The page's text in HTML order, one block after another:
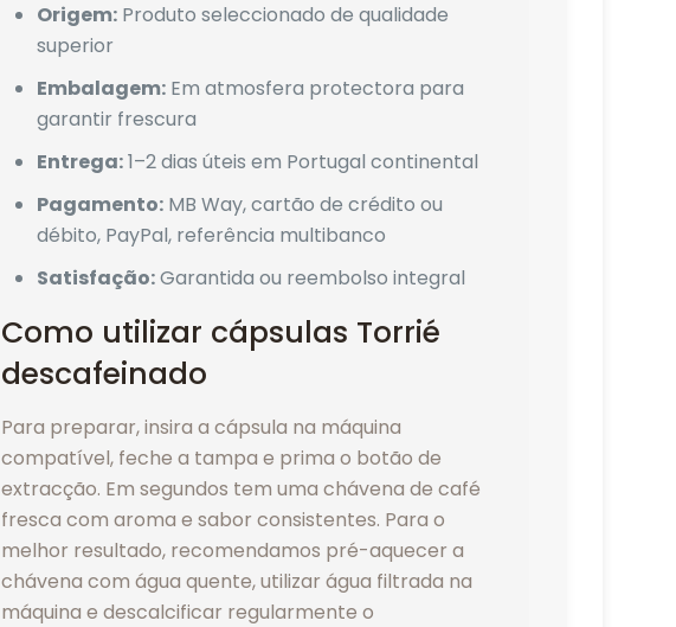
Origem: Produto seleccionado de qualidade
superior
Embalagem: Em atmosfera protectora para
garantir frescura
Entrega:1–2 dias úteis em Portugal continental
Pagamento: MB Way, cartão de crédito ou
débito, PayPal, referência multibanco
Satisfação:Garantida ou reembolso integral
Como utilizar cápsulas Torrié
descafeinado
Para preparar, insira a cápsula na máquina
compatível, feche a tampa e prima o botão de
extracção. Em segundos tem uma chávena de café
fresca com aroma e sabor consistentes. Para o
melhor resultado, recomendamos pré-aquecer a
chávena com água quente, utilizar água filtrada na
máquina e descalcificar regularmente o